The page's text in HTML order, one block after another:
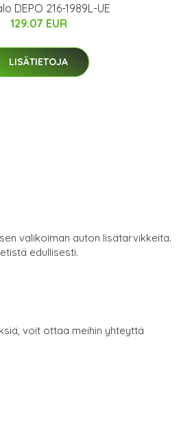
DEPO 216-1989L-UE
129.07 EUR
LISÄTIETOJA
valikoiman auton lisätarvikkeita.
edullisesti.
voit ottaa meihin yhteyttä